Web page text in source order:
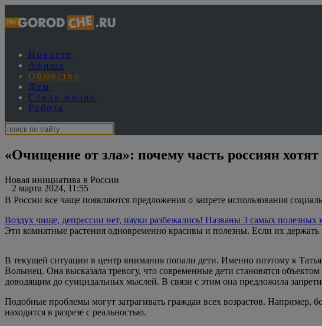
Новости
Афиша
Общество
Дом
Стиль жизни
Работа
«Очищение от зла»: почему часть россиян
2 марта 2024, 11:55
Новая инициатива в России
В России все чаще появляются предложения о запрете использования
Воздух чище, депрессии нет, пауки разбежались! Названы 3 самых полезных
Эти комнатные растения одновременно красивы и полезны. Если их
В текущей ситуации в центр внимания попали дети. Именно поэтому к
Волынец. Она высказала тревогу, что современные дети становятся
доводящим до суицидальных мыслей. В связи с этим она предложила
Подобные проблемы могут затрагивать граждан всех возрастов.
находится в разрезе с реальностью.